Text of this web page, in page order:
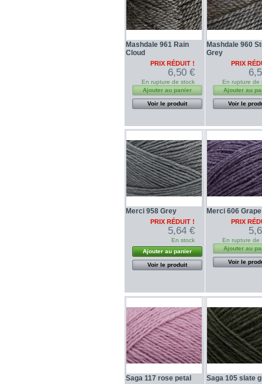
Mashdale 961 Rain
Cloud
PRIX RÉDUIT !
6,50 €
En rupture de stock
Ajouter au panier
Voir le produit
Mashdale 960
Grey
PRIX
En rupture de
Ajouter au
Voir le
Merci 958 Grey
PRIX RÉDUIT !
5,64 €
En stock
Ajouter au panier
Voir le produit
Merci 606 Grape
PRIX
En rupture de
Ajouter au
Voir le
Saga 117 rose petal Saga 105 slate